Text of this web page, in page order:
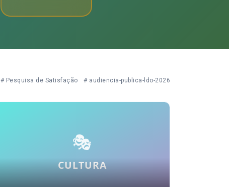
# Pesquisa de Satisfação # audiencia-publica-ldo-2026